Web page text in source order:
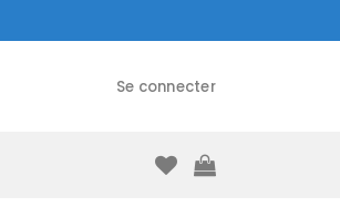
Se connecter